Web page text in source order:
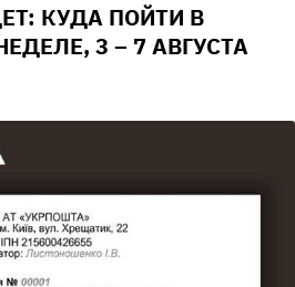
КУДА ПОЙТИ В
3 – 7 АВГУСТА